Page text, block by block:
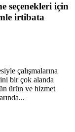
seçenekleri için
irtibata
çalışmalarına
bir çok alanda
ürün ve hizmet